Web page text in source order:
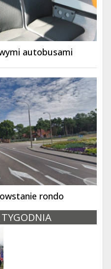
autobusami
rondo
TYGODNIA